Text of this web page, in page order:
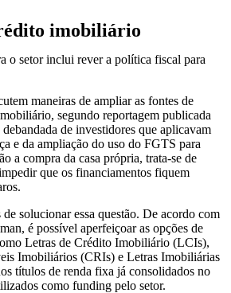
imobiliário
o setor inclui rever a política fiscal para
maneiras de ampliar as fontes de
segundo reportagem publicada
de investidores que aplicavam
e da ampliação do uso do FGTS para
a compra da casa própria, trata-se de
que os financiamentos fiquem
solucionar essa questão. De acordo com
é possível aperfeiçoar as opções de
Letras de Crédito Imobiliário (LCIs),
Imobiliários (CRIs) e Letras Imobiliárias
títulos de renda fixa já consolidados no
como funding pelo setor.